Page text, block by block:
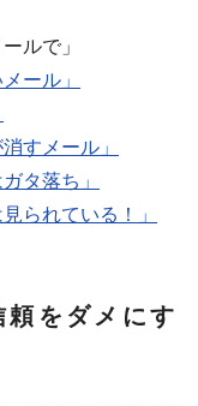
ルで」
ール」
すメール」
タ落ち」
られている！」
をダメにす